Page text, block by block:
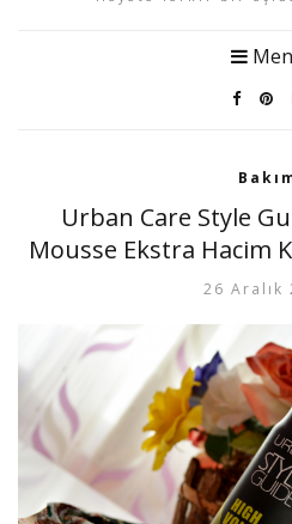
Urban Care Style
Mousse Ekstra Hacim
26 Aralık